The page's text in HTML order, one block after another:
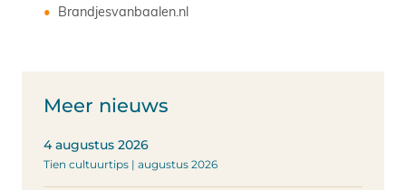
Brandjesvanbaalen.nl
Meer nieuws
4 augustus 2026
Tien cultuurtips | augustus 2026